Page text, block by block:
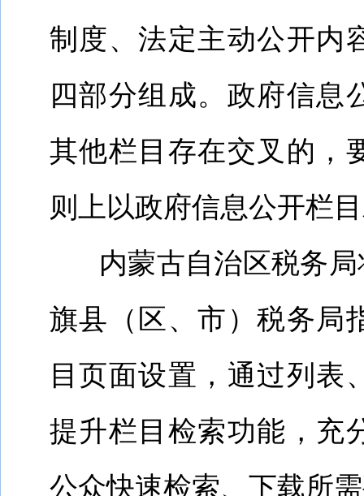
制度、法定主动公开内
四部分组成。政府信息
其他栏目存在交叉的，
则上以政府信息公开栏
内蒙古自治区税务
旗县（区、市）税务局
目页面设置，通过列表
提升栏目检索功能，充
公众快速检索、下载所